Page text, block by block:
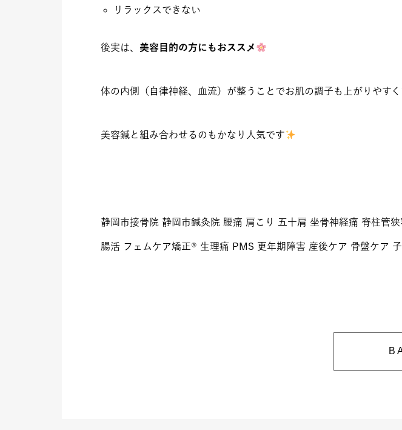
リラックスできない
後実は、 美容目的の方にもおススメ
体の内側（自律神経、血流）が整うことでお肌の調子も上がりやすく
美容鍼と組み合わせるのもかなり人気です
静岡市接骨院 静岡市鍼灸院 腰痛 肩こり 五十肩 坐骨神経痛 脊柱管
腸活 フェムケア矯正® 生理痛 PMS 更年期障害 産後ケア 骨盤ケア